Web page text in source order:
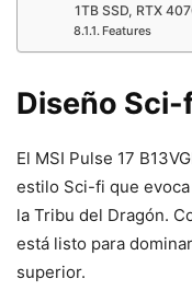
1TB SSD, RTX
Features
Diseño
El MSI Pulse 17
estilo Sci-fi que
la Tribu del Dragón.
está listo para
superior.